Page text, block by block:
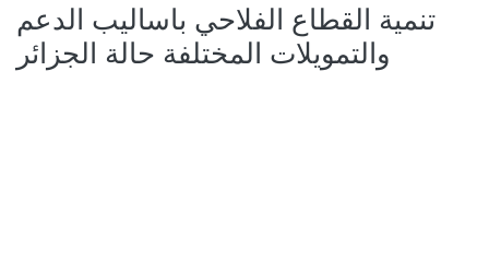
تنمية القطاع الفلاحي باساليب الدعم
والتمويلات المختلفة حالة الجزائر